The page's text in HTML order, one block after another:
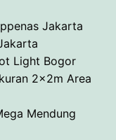
Jakarta
Light Bogor
2x2m Area
Mendung